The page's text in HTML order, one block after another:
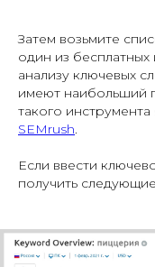
Затем возьмите
один из
анализу ключевых
имеют наибольший
такого инструмента
SEMrush.
Если ввести
получить